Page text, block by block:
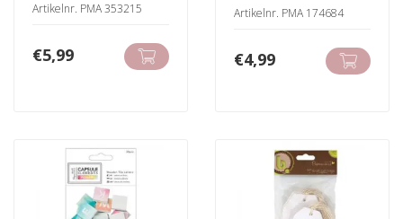
Artikelnr. PMA 353215
€5,99
Artikelnr. PMA 174684
€4,99